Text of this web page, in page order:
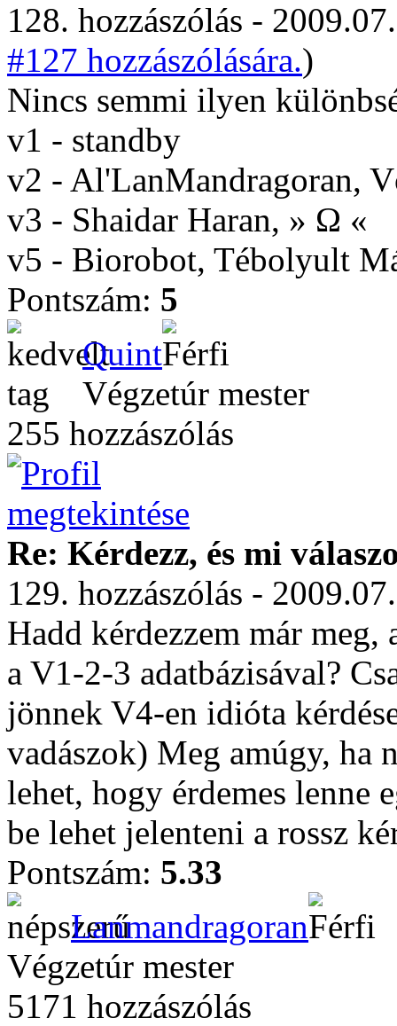
128. hozzászólás -
#127 hozzászólására.)
Nincs semmi ilyen
v1 - standby
v2 - Al'LanMandragoran,
v3 - Shaidar Haran, » Ω «
v5 - Biorobot, Tébolyult
Pontszám: 5
Quint
Végzetúr mester
255 hozzászólás
Re: Kérdezz, és mi
129. hozzászólás -
Hadd kérdezzem már
a V1-2-3 adatbázisával?
jönnek V4-en idióta
vadászok) Meg amúgy, ha
lehet, hogy érdemes lenne
be lehet jelenteni a rossz
Pontszám: 5.33
Lanmandragoran
Végzetúr mester
5171 hozzászólás